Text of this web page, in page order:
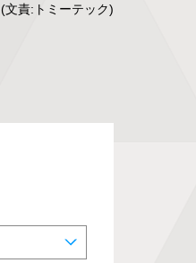
(文責:トミーテック)